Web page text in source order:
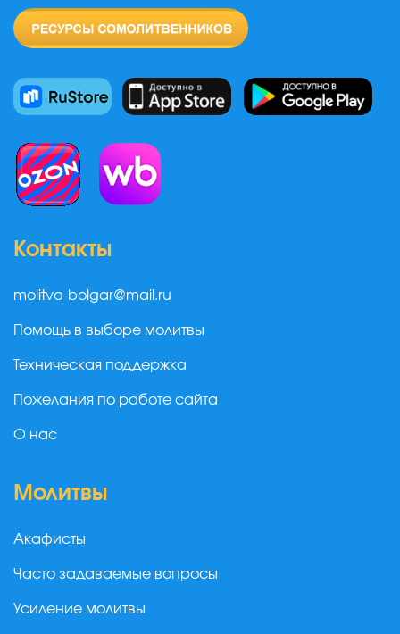
Контакты
molitva-bolgar@mail.ru
Помощь в выборе молитвы
Техническая поддержка
Пожелания по работе сайта
О нас
Молитвы
Акафисты
Часто задаваемые вопросы
Усиление молитвы